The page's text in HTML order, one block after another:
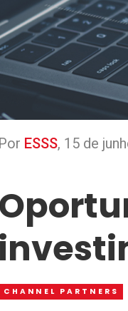
Por ESSS, 15 de
CHANNEL PARTNERS